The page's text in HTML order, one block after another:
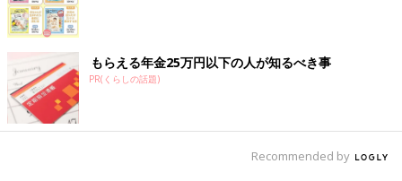
もらえる年金25万円以下の人が知るべき事
PR(くらしの話題)
Recommended by